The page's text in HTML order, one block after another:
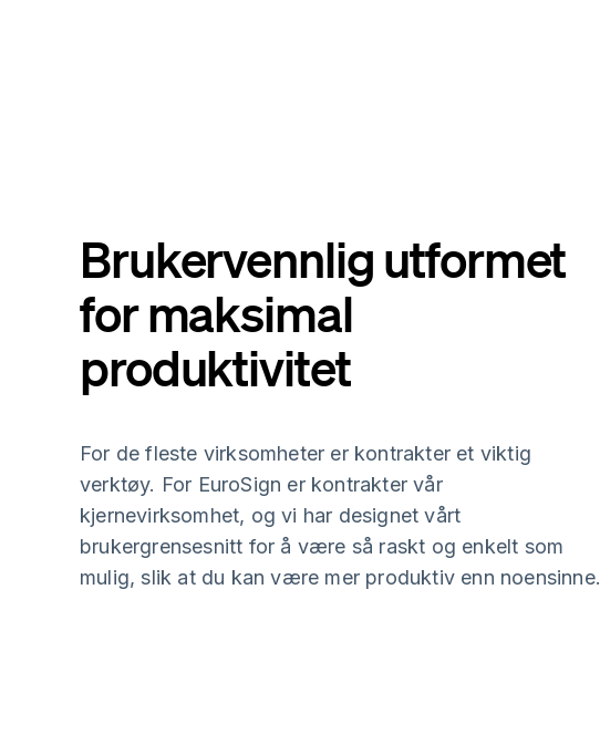
Brukervennlig utformet
for maksimal
produktivitet
For de fleste virksomheter er kontrakter et viktig
verktøy. For EuroSign er kontrakter vår
kjernevirksomhet, og vi har designet vårt
brukergrensesnitt for å være så raskt og enkelt som
mulig, slik at du kan være mer produktiv enn noensinne.